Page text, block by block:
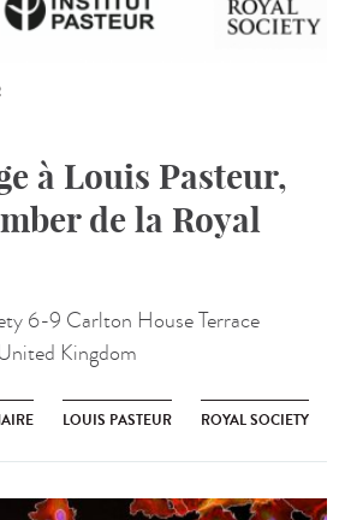
à Louis Pasteur,
de la Royal
6-9 Carlton House Terrace
Kingdom
LOUIS PASTEUR ROYAL SOCIETY